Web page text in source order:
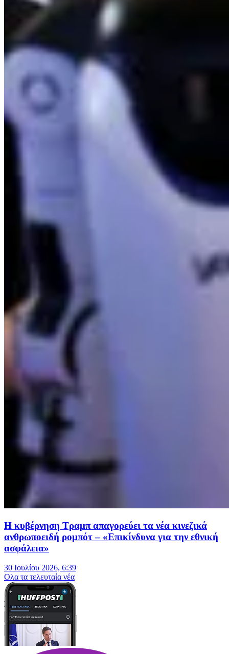
Η κυβέρνηση Τραμπ απαγορεύει τα νέα κινεζικά
ανθρωποειδή ρομπότ – «Επικίνδυνα για την εθνική
ασφάλεια»
30 Ιουλίου 2026, 6:39
Oλα τα τελευταία νέα